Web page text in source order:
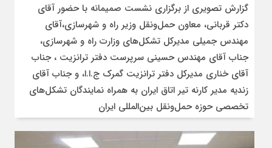
گزارش تصویری از برگزاری نشست صمیمانه با حضور آقای
دکتر قربانی، معاون حمل‌ونقل وزیر راه و شهرسازی،آقای
مهندس جمیلی مدیرکل تشکل‌های وزارت راه و شهرسازی،
جناب آقای مهندس حسینی سرپرست دفتر ترانزیت ، جناب
آقای خناری مدیرکل دفتر ترانزیت گمرک ج.ا.ا، و جناب آقای
زندیه مدیر کارنه تیر اتاق ایران به همراه نمایندگان تشکل‌های
تخصصی حوزه حمل‌ونقل بین‌المللی ایران